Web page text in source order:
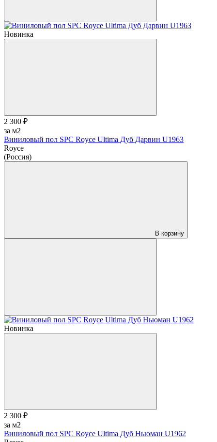
Новинка
2 300 ₽
за м2
Виниловый пол SPC Royce Ultima Дуб Дарвин U1963
Royce
(Россия)
В корзину
Новинка
2 300 ₽
за м2
Виниловый пол SPC Royce Ultima Дуб Ньюман U1962